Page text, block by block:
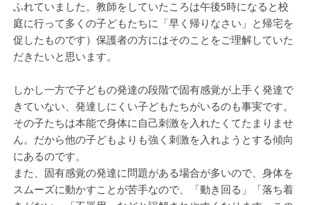
ふれていました。教師をしていたころは午後5時になると校
庭に行って多くの子どもたちに「早く帰りなさい」と帰宅を
促したものです）保護者の方にはそのことをご理解していた
だきたいと思います。
しかし一方で子どもの発達の段階で固有感覚が上手く発達で
きていない、発達しにくい子どもたちがいるのも事実です。
その子たちは本能で身体に自己刺激を入れたくてたまりませ
ん。だから他の子どもよりも強く刺激を入れようとする傾向
にあるのです。
また、固有感覚の発達に問題がある場合が多いので、身体を
スムーズに動かすことが苦手なので、「動き回る」「落ち着